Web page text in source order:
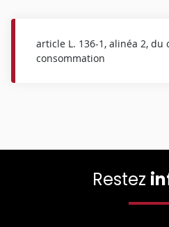
article L. 136-1, alinéa 2, du
consommation
Restez